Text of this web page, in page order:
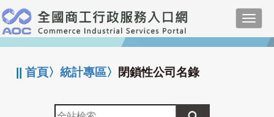
跳
到
主
要
:::
||首頁〉統計專區〉 閉鎖性公司名錄
全